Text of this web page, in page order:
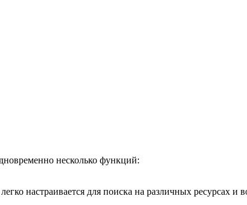
несколько функций:
настраивается для поиска на различных ресурсах и